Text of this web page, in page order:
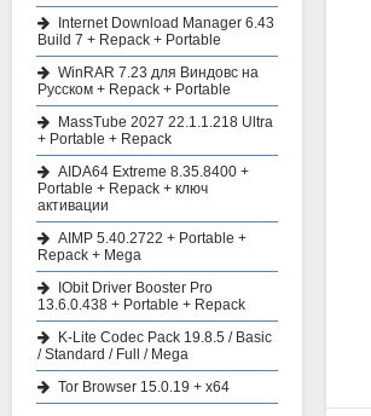
Internet Download Manager 6.43
Build 7 + Repack + Portable
WinRAR 7.23 для Виндовс на
Русском + Repack + Portable
MassTube 2027 22.1.1.218 Ultra
+ Portable + Repack
AIDA64 Extreme 8.35.8400 +
Portable + Repack + ключ
активации
AIMP 5.40.2722 + Portable +
Repack + Mega
IObit Driver Booster Pro
13.6.0.438 + Portable + Repack
K-Lite Codec Pack 19.8.5 / Basic
/ Standard / Full / Mega
Tor Browser 15.0.19 + x64